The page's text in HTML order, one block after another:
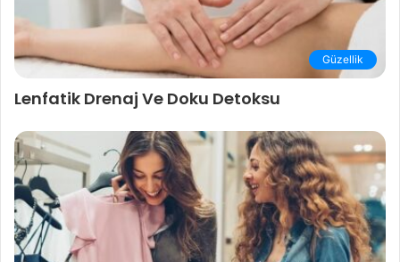
Güzellik
Lenfatik Drenaj Ve Doku Detoksu